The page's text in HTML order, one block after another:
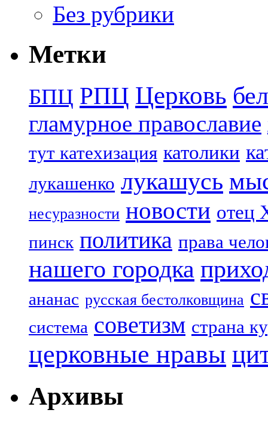
Без рубрики
Метки
БПЦ РПЦ Церковь
гламурное православие
тут катехизация католики
лукашенко лукашусь
несуразности новости отец
пинск политика права
нашего городка
ананас русская бестолковщина
система советизм страна
церковные нравы
Архивы